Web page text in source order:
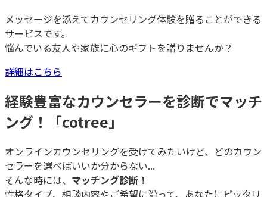
メッセージを添えてカウンセリング体験を贈ることができる
サービスです。
悩んでいる友人や家族に心のギフトを贈りませんか？
詳細はこちら
経験豊富なカウンセラーを診断でマッチ
ング！「cotree」
オンラインカウンセリングを受けてみたいけど、どのカウン
セラーを選べばいいか分からない...
そんな時には、 マッチング診断！
性格タイプ、相談内容やご希望に沿って、あなたにピッタリ